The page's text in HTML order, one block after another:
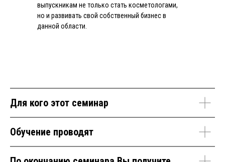
выпускникам не только стать косметологами,
но и развивать свой собственный бизнес в
данной области.
Для кого этот семинар
Обучение проводят